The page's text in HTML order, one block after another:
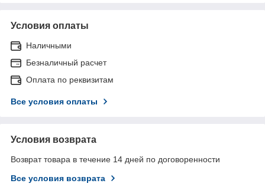
Условия оплаты
Наличными
Безналичный расчет
Оплата по реквизитам
Все условия оплаты
Условия возврата
Возврат товара в течение 14 дней по договоренности
Все условия возврата